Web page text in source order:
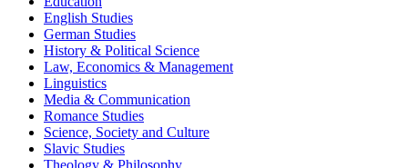
Education
English Studies
German Studies
History & Political Science
Law, Economics & Management
Linguistics
Media & Communication
Romance Studies
Science, Society and Culture